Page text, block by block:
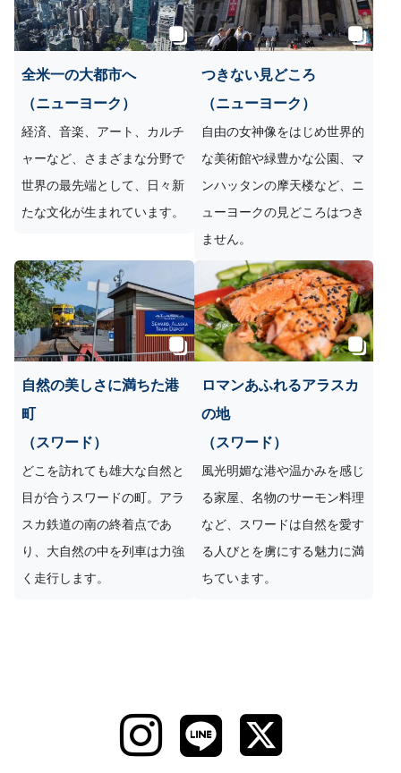
全米一の大都市へ
（ニューヨーク）
経済、音楽、アート、カルチ
ャーなど、さまざまな分野で
世界の最先端として、日々新
たな文化が生まれています。
つきない見どころ
（ニューヨーク）
自由の女神像をはじめ世界的
な美術館や緑豊かな公園、マ
ンハッタンの摩天楼など、ニ
ューヨークの見どころはつき
ません。
自然の美しさに満ちた港
町
（スワード）
どこを訪れても雄大な自然と
目が合うスワードの町。アラ
スカ鉄道の南の終着点であ
り、大自然の中を列車は力強
く走行します。
ロマンあふれるアラスカ
の地
（スワード）
風光明媚な港や温かみを感じ
る家屋、名物のサーモン料理
など、スワードは自然を愛す
る人びとを虜にする魅力に満
ちています。